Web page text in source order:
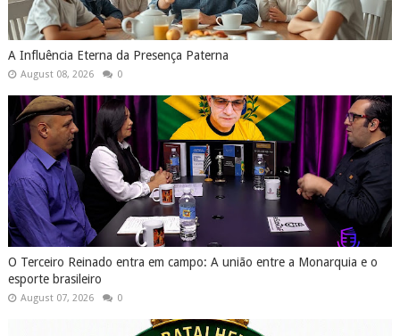
A Influência Eterna da Presença Paterna
August 08, 2026 0
O Terceiro Reinado entra em campo: A união entre a Monarquia e o
esporte brasileiro
August 07, 2026 0